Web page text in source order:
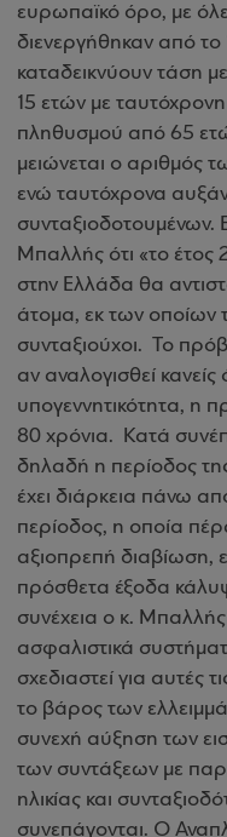
ευρωπαϊκό όρο, με
διενεργήθηκαν από το
καταδεικνύουν τάση
15 ετών με
πληθυσμού από 65
μειώνεται ο αριθμός
ενώ ταυτόχρονα
συνταξιοδοτουμένων.
Μπαλλής ότι «το έτος
στην Ελλάδα θα
άτομα, εκ των οποίων
συνταξιούχοι. Το
αν αναλογισθεί
υπογεννητικότητα, η
80 χρόνια. Κατά
δηλαδή η περίοδος
έχει διάρκεια πάνω
περίοδος, η οποία
αξιοπρεπή διαβίωση,
πρόσθετα έξοδα
συνέχεια ο κ.
ασφαλιστικά
σχεδιαστεί για αυτές
το βάρος των
συνεχή αύξηση των
των συντάξεων με
ηλικίας και
συνεπάγονται. Ο